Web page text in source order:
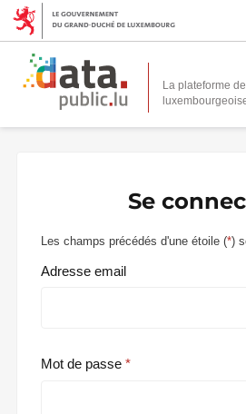
La plateforme
Se
Les champs précédés d'une étoile (*)
Adresse email
Mot de passe